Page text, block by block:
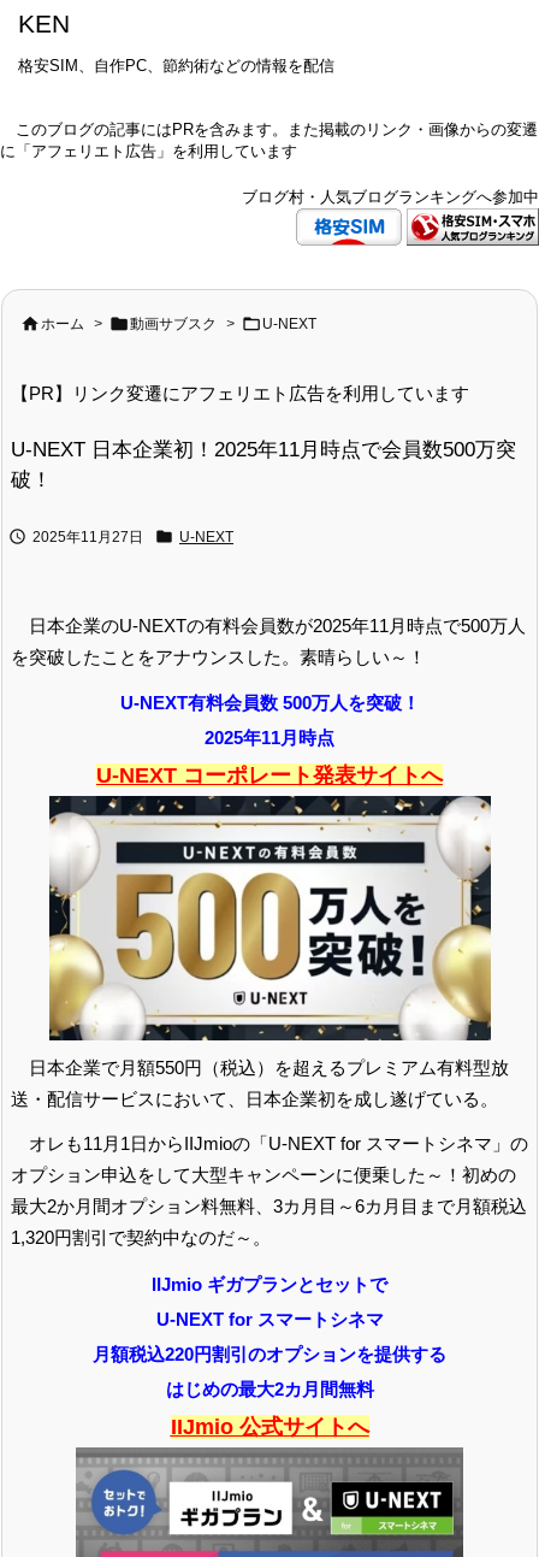
KEN
格安SIM、自作PC、節約術などの情報を配信
このブログの記事にはPRを含みます。また掲載のリンク・画像からの変遷
に「アフェリエト広告」を利用しています
ブログ村・人気ブログランキングへ参加中
 ホーム > 動画サブスク >  U-NEXT
【PR】リンク変遷にアフェリエト広告を利用しています
U-NEXT 日本企業初！2025年11月時点で会員数500万突
破！
 2025年11月27日  U-NEXT
日本企業のU-NEXTの有料会員数が2025年11月時点で500万人
を突破したことをアナウンスした。素晴らしい～！
U-NEXT有料会員数 500万人を突破！
2025年11月時点
U-NEXT コーポレート発表サイトへ
日本企業で月額550円（税込）を超えるプレミアム有料型放
送・配信サービスにおいて、日本企業初を成し遂げている。
オレも11月1日からIIJmioの「U-NEXT for スマートシネマ」の
オプション申込をして大型キャンペーンに便乗した～！初めの
最大2か月間オプション料無料、3カ月目～6カ月目まで月額税込
1,320円割引で契約中なのだ～。
IIJmio ギガプランとセットで
U-NEXT for スマートシネマ
月額税込220円割引のオプションを提供する
はじめの最大2カ月間無料
IIJmio 公式サイトへ